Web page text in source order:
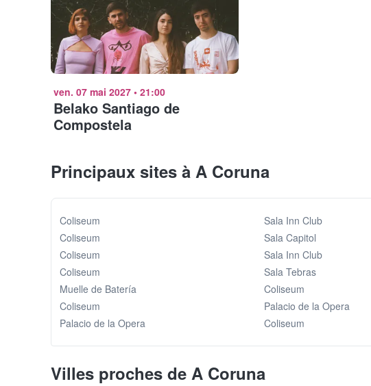
ven. 07 mai 2027 • 21:00
Belako Santiago de
Compostela
Principaux sites à A Coruna
Coliseum
Coliseum
Coliseum
Coliseum
Muelle de Batería
Coliseum
Palacio de la Opera
Sala Inn Club
Sala Capitol
Sala Inn Club
Sala Tebras
Coliseum
Palacio de la Opera
Coliseum
Villes proches de A Coruna